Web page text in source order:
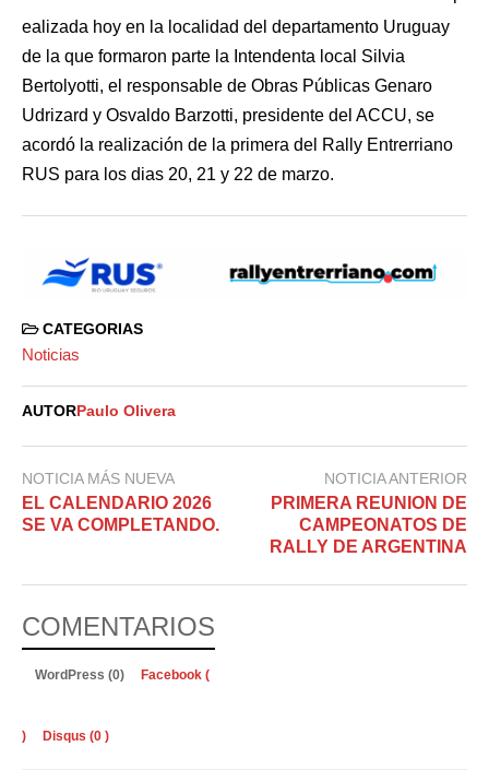
ealizada hoy en la localidad del departamento Uruguay
de la que formaron parte la Intendenta local Silvia
Bertolyotti, el responsable de Obras Públicas Genaro
Udrizard y Osvaldo Barzotti, presidente del ACCU, se
acordó la realización de la primera del Rally Entrerriano
RUS para los dias 20, 21 y 22 de marzo.
CATEGORIAS
Noticias
AUTOR Paulo Olivera
NOTICIA MÁS NUEVA
EL CALENDARIO 2026
SE VA COMPLETANDO.
NOTICIA ANTERIOR
PRIMERA REUNION DE
CAMPEONATOS DE
RALLY DE ARGENTINA
COMENTARIOS
WordPress (0) Facebook (
) Disqus (0 )